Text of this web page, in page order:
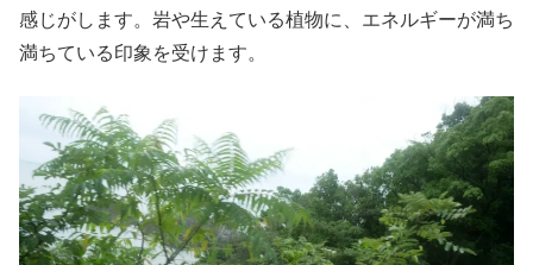
感じがします。岩や生えている植物に、エネルギーが満ち
満ちている印象を受けます。